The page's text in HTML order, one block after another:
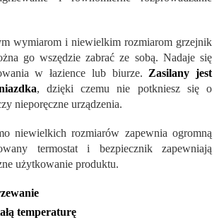
wymiarom i niewielkim rozmiarom grzejnik
go wszędzie zabrać ze sobą. Nadaje się
w łazience lub biurze. Zasilany jest
, dzięki czemu nie potkniesz się o
nieporęczne urządzenia.
niewielkich rozmiarów zapewnia ogromną
termostat i bezpiecznik zapewniają
użytkowanie produktu.
temperaturę